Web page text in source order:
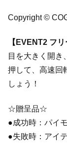
Copyright ©
【EVENT2 フ
目を大きく開き
押して、高速回
しょう！
☆贈呈品☆
●成功時：パイ
●失敗時：アイ